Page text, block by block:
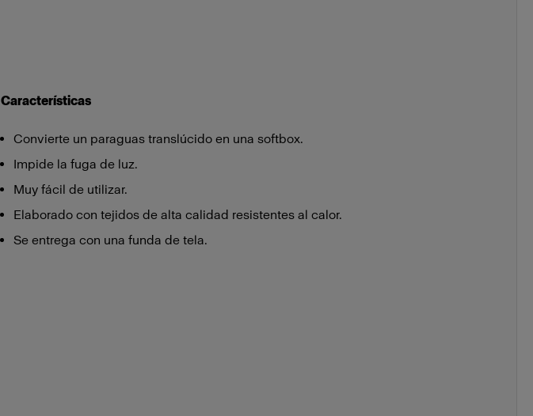
Características
Convierte un paraguas translúcido en una softbox.
Impide la fuga de luz.
Muy fácil de utilizar.
Elaborado con tejidos de alta calidad resistentes al calor.
Se entrega con una funda de tela.